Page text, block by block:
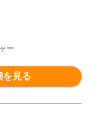
える 快眠枕 安眠枕
首 フィット 通気
レゼント 敬老の日
ブルー ピンク 東
ー
を見る